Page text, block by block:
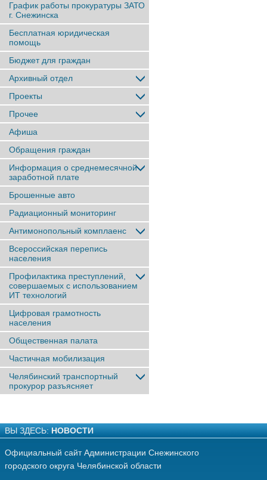
График работы прокуратуры ЗАТО
г. Снежинска
Бесплатная юридическая
помощь
Бюджет для граждан
Архивный отдел
Проекты
Прочее
Афиша
Обращения граждан
Информация о среднемесячной
заработной плате
Брошенные авто
Радиационный мониторинг
Антимонопольный комплаенс
Всероссийская перепись
населения
Профилактика преступлений,
совершаемых с использованием
ИТ технологий
Цифровая грамотность
населения
Общественная палата
Частичная мобилизация
Челябинский транспортный
прокурор разъясняет
ВЫ ЗДЕСЬ: НОВОСТИ
Официальный сайт Администрации Снежинского
городского округа Челябинской области